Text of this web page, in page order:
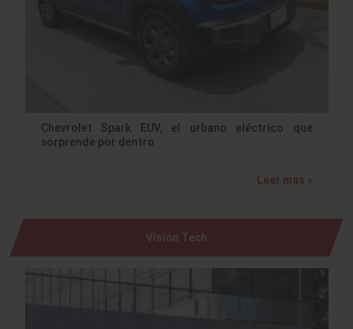
Chevrolet Spark EUV, el urbano eléctrico que
sorprende por dentro
Leer más »
Visión Tech